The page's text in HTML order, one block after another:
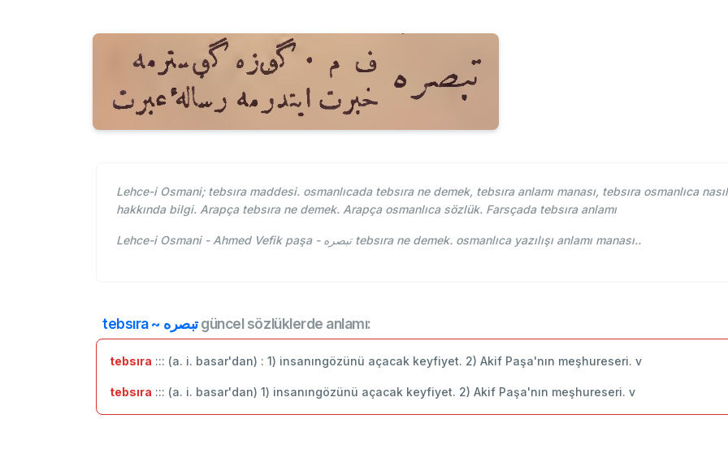
Lehce-i Osmani; tebsıra maddesi. osmanlıcada tebsıra ne demek, tebsıra anlamı manası, tebsıra osmanlıca
hakkında bilgi. Arapça tebsıra ne demek. Arapça osmanlıca sözlük. Farsçada tebsıra anlamı
Lehce-i Osmani - Ahmed Vefik paşa - تبصره tebsıra ne demek. osmanlıca yazılışı anlamı manası..
tebsıra ~ تبصرهgüncel sözlüklerde anlamı:
tebsıra ::: (a. i. basar'dan) : 1) insanıngözünü açacak keyfiyet. 2) Akif Paşa'nın meşhureseri. v
tebsıra ::: (a. i. basar'dan) 1) insanıngözünü açacak keyfiyet. 2) Akif Paşa'nın meşhureseri. v